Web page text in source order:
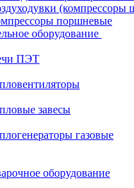
(компрессоры
поршневые
оборудование
ПЭТ
завесы
газовые
оборудование